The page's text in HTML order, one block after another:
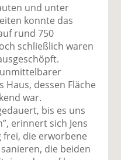
und unter
konnte das
rund 750
schließlich waren
dessen Fläche
war.
bis es uns
erinnert sich Jens
frei, die erworbene
die beiden